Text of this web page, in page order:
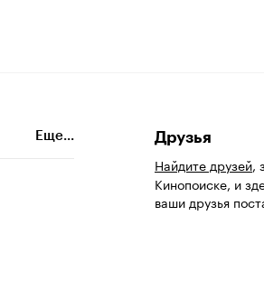
Еще...
Друзья
Найдите друзей,
Кинопоиске, и
ваши друзья